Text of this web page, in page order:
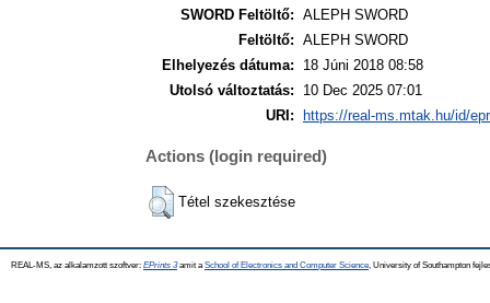
SWORD Feltöltő: ALEPH SWORD
Feltöltő: ALEPH SWORD
Elhelyezés dátuma:
18 Júni 2018 08:58
Utolsó változtatás:
10 Dec 2025 07:01
URI:
https://real-ms.mtak.hu/id/
Actions (login required)
Tétel szekesztése
REAL-MS, az alkalamzott szoftver: EPrints 3amit a School of Electronics and Computer Science , University of Southampton